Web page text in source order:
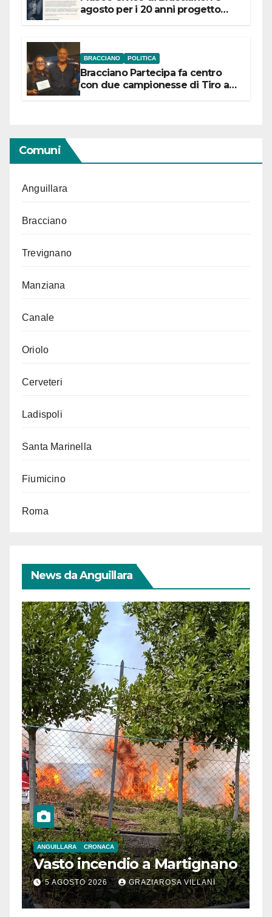
agosto per i 20 anni progetto
BRACCIANO POLITICA
Bracciano Partecipa fa centro
con due campionesse di Tiro a
Comuni
Anguillara
Bracciano
Trevignano
Manziana
Canale
Oriolo
Cerveteri
Ladispoli
Santa Marinella
Fiumicino
Roma
News da Anguillara
ANGUILLARA CRONACA
Vasto incendio a Martignano
5 AGOSTO 2026 GRAZIAROSA VILLANI